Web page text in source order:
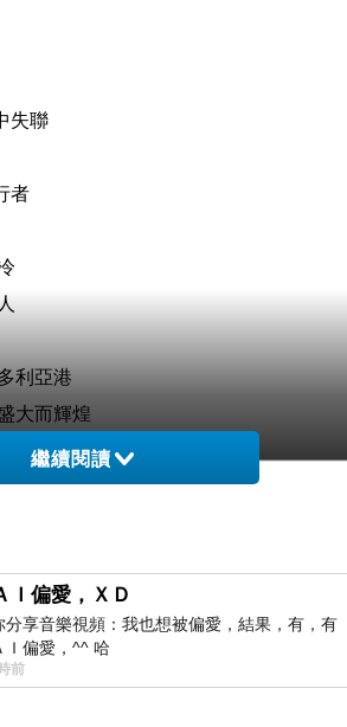
失聯
者
利亞港
大而輝煌
愛絕無冷場
獅身像
他更寬廣
去任何地方
繼續閱讀
Ｉ偏愛，ＸＤ
分享音樂視頻：我也想被偏愛，結果，有，有
Ｉ偏愛，^^ 哈
前